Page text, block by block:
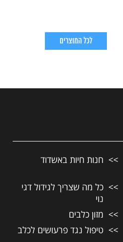
לכל המוצרים
חנות חיות באשדוד
כל מה שצריך לגידול דגי
נוי
מזון כלבים
טיפול נגד פרעושים לכלב